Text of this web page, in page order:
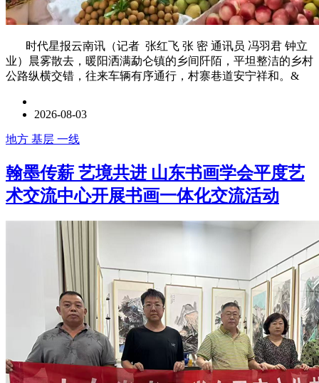
时代星报云南讯（记者 张红飞 张 密 通讯员 冯羽君 钟立
业）晨雾散去，暖阳洒满勐仑镇的乡间阡陌，平坦整洁的乡村
公路纵横交错，往来车辆有序通行，村寨巷道安宁祥和。&
2026-08-03
地方 基层 一线
翰墨传薪 艺境共进 山东书画学会平度艺
术交流中心开展书画一体化交流活动